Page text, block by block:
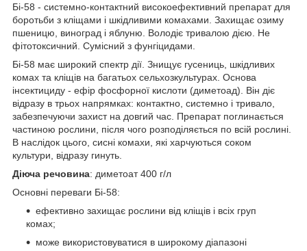
Бі-58 - системно-контактний високоефективний препарат для
боротьби з кліщами і шкідливими комахами. Захищає озиму
пшеницю, виноград і яблуню. Володіє тривалою дією. Не
фітотоксичний. Сумісний з фунгіцидами.
Бі-58 має широкий спектр дії. Знищує гусениць, шкідливих
комах та кліщів на багатьох сельхозкультурах. Основа
інсектициду - ефір фосфорної кислоти (диметоад). Він діє
відразу в трьох напрямках: контактно, системно і тривало,
забезпечуючи захист на довгий час. Препарат поглинається
частиною рослини, після чого розподіляється по всій рослині.
В наслідок цього, сисні комахи, які харчуються соком
культури, відразу гинуть.
Діюча речовина: диметоат 400 г/л
Основні переваги Бі-58:
ефективно захищає рослини від кліщів і всіх груп
комах;
може використовуватися в широкому діапазоні